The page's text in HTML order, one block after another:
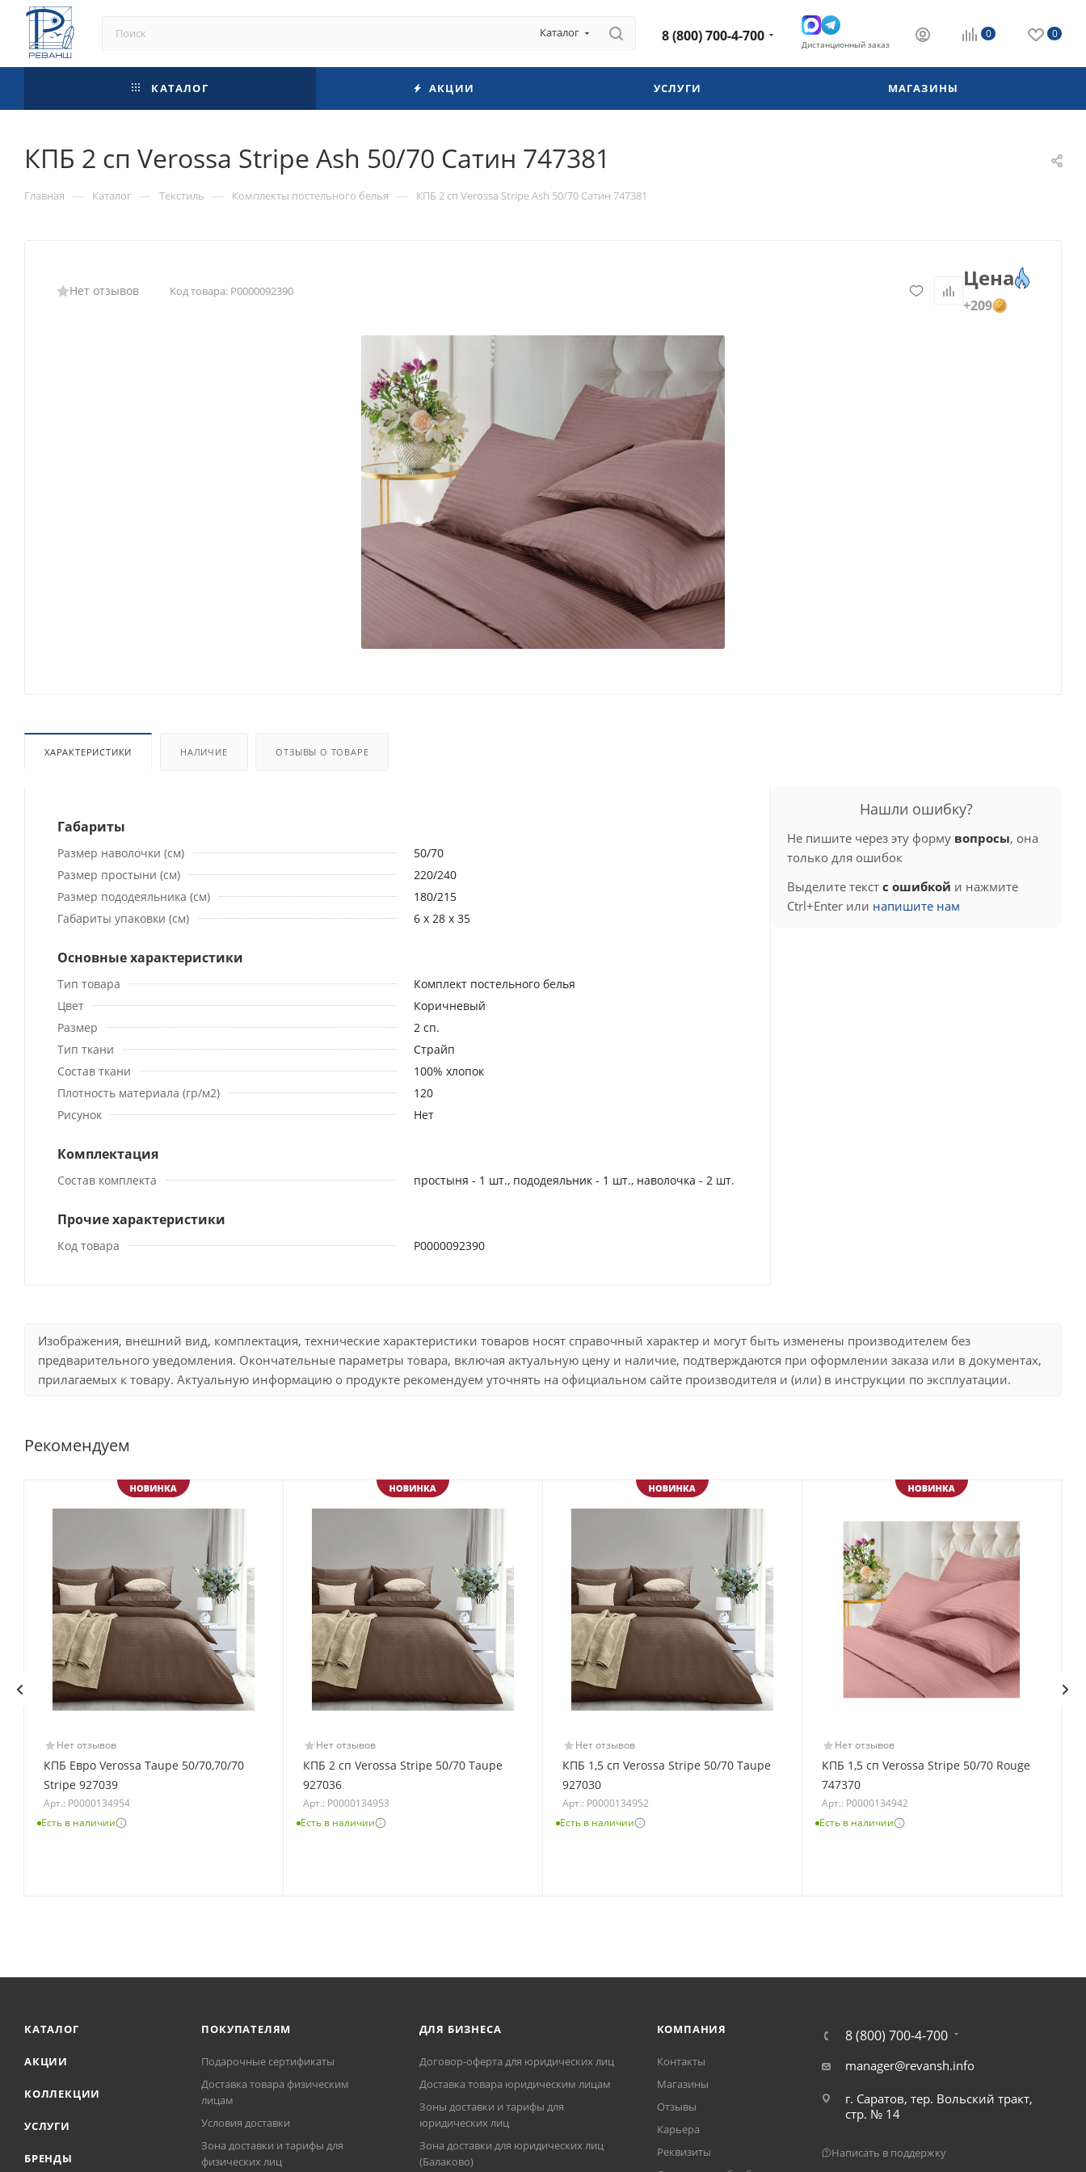
Каталог 8 (800) 700-4-700 Дистанционный заказ
0 0
КАТАЛОГ АКЦИИ УСЛУГИ МАГАЗИНЫ
КПБ 2 сп Verossa Stripe Ash 50/70 Сатин 747381
Главная — Каталог — Текстиль — Комплекты постельного белья — КПБ 2 сп Verossa Stripe Ash 50/70 Сатин 747381
Нет отзывов Код товара: Р0000092390 Цена
+209
ХАРАКТЕРИСТИКИ НАЛИЧИЕ ОТЗЫВЫ О ТОВАРЕ
Габариты
Размер наволочки (см)
50/70
Размер простыни (см)
220/240
Размер пододеяльника (см)
180/215
Габариты упаковки (см)
6 x 28 x 35
Основные характеристики
Тип товара
Комплект постельного белья
Цвет
Коричневый
Размер
2 сп.
Тип ткани
Страйп
Состав ткани
100% хлопок
Плотность материала (гр/м2)
120
Рисунок
Нет
Комплектация
Состав комплекта простыня - 1 шт., пододеяльник - 1 шт., наволочка - 2 шт.
Прочие характеристики
Код товара Р0000092390
Нашли ошибку?
Не пишите через эту форму вопросы, она
только для ошибок
Выделите текст с ошибкой и нажмите
Ctrl+Enter или напишите нам
Изображения, внешний вид, комплектация, технические характеристики товаров носят справочный характер и могут быть изменены производителем без
предварительного уведомления. Окончательные параметры товара, включая актуальную цену и наличие, подтверждаются при оформлении заказа или в документах,
прилагаемых к товару. Актуальную информацию о продукте рекомендуем уточнять на официальном сайте производителя и (или) в инструкции по эксплуатации.
Рекомендуем
Нет отзывов
КПБ Евро Verossa Taupe 50/70,70/70
Stripe 927039
Арт.: Р0000134954
Есть в наличии
Нет отзывов
КПБ 2 сп Verossa Stripe 50/70 Taupe
927036
Арт.: Р0000134953
Есть в наличии
Нет отзывов
КПБ 1,5 сп Verossa Stripe 50/70 Taupe
927030
Арт.: Р0000134952
Есть в наличии
Нет отзывов
КПБ 1,5 сп Verossa Stripe 50/70 Rouge
747370
Арт.: Р0000134942
Есть в наличии
КАТАЛОГ
АКЦИИ
КОЛЛЕКЦИИ
УСЛУГИ
БРЕНДЫ
ПОКУПАТЕЛЯМ
Подарочные сертификаты
Доставка товара физическим
лицам
Условия доставки
Зона доставки и тарифы для
физических лиц
ДЛЯ БИЗНЕСА
Договор-оферта для юридических лиц
Доставка товара юридическим лицам
Зоны доставки и тарифы для
юридических лиц
Зона доставки для юридических лиц
(Балаково)
КОМПАНИЯ
Контакты
Магазины
Отзывы
Карьера
Реквизиты
8 (800) 700-4-700
manager@revansh.info
г. Саратов, тер. Вольский тракт,
стр. № 14
Написать в поддержку